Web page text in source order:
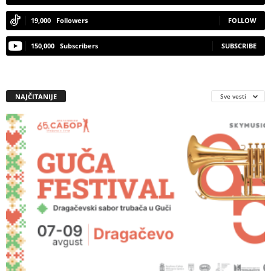
19,000 Followers FOLLOW
150,000 Subscribers SUBSCRIBE
NAJČITANIJE Sve vesti